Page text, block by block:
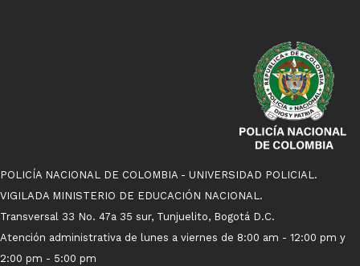
POLICÍA NACIONAL DE COLOMBIA - UNIVERSIDAD POLICIAL.
VIGILADA MINISTERIO DE EDUCACIÓN NACIONAL.
Transversal 33 No. 47a 35 sur, Tunjuelito, Bogotá D.C.
Atención administrativa de lunes a viernes de 8:00 am - 12:00 pm y
2:00 pm - 5:00 pm